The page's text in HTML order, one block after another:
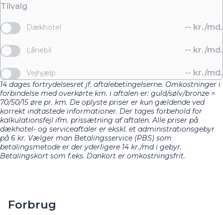
Tilvalg
Dækhotel -- kr./md.
Lånebil -- kr./md.
Vejhjælp -- kr./md.
14 dages fortrydelsesret jf. aftalebetingelserne. Omkostninger i
forbindelse med overkørte km. i aftalen er: guld/sølv/bronze =
70/50/15 øre pr. km. De oplyste priser er kun gældende ved
korrekt indtastede informationer. Der tages forbehold for
kalkulationsfejl ifm. prissætning af aftalen. Alle priser på
dækhotel- og serviceaftaler er ekskl. et administrationsgebyr
på 6 kr. Vælger man Betalingsservice (PBS) som
betalingsmetode er der yderligere 14 kr./md i gebyr.
Betalingskort som f.eks. Dankort er omkostningsfrit.
Forbrug